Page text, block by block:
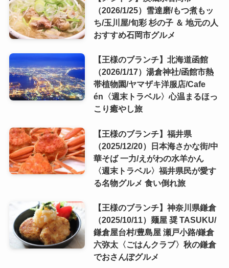
（2026/1/25）雪達磨/もつ煮もッ
ち/玉川屋/旬彩 杉の子 ＆ 地元の人
おすすめ石岡市グルメ
【王様のブランチ】北海道函館
（2026/1/17）湯倉神社/函館市熱
帯植物園/ヤマザキ洋服店/Cafe
én〈週末トラベル〉心温まるほっ
こり癒やし旅
【王様のブランチ】福井県
（2025/12/20）日本海さかな街/中
華そば 一力/えがわの水羊かん
〈週末トラベル〉福井県民が愛す
る名物グルメ 食い倒れ旅
【王様のブランチ】神奈川県鎌倉
（2025/10/11）麺屋 奨 TASUKU/
鎌倉屋台村/豊島屋 瀬戸小路/鎌倉
六弥太〈ごはんクラブ〉秋の鎌倉
でおさんぽグルメ